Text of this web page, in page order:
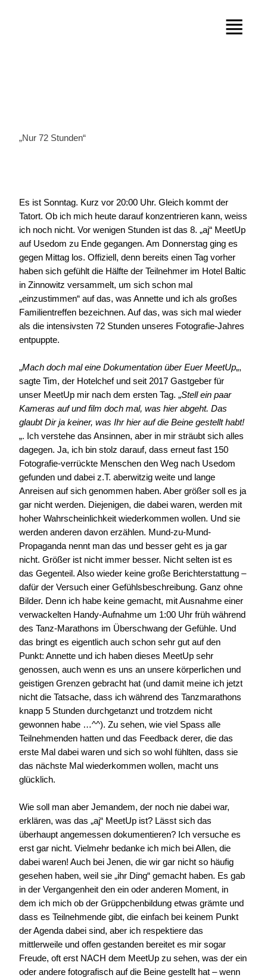
„Nur 72 Stunden“
Es ist Sonntag. Kurz vor 20:00 Uhr. Gleich kommt der
Tatort. Ob ich mich heute darauf konzentrieren kann, weiss
ich noch nicht. Vor wenigen Stunden ist das 8. „aj“ MeetUp
auf Usedom zu Ende gegangen. Am Donnerstag ging es
gegen Mittag los. Offiziell, denn bereits einen Tag vorher
haben sich gefühlt die Hälfte der Teilnehmer im Hotel Baltic
in Zinnowitz versammelt, um sich schon mal
„einzustimmen“ auf das, was Annette und ich als großes
Familientreffen bezeichnen. Auf das, was sich mal wieder
als die intensivsten 72 Stunden unseres Fotografie-Jahres
entpuppte.
„Mach doch mal eine Dokumentation über Euer MeetUp„,
sagte Tim, der Hotelchef und seit 2017 Gastgeber für
unser MeetUp mir nach dem ersten Tag. „Stell ein paar
Kameras auf und film doch mal, was hier abgeht. Das
glaubt Dir ja keiner, was Ihr hier auf die Beine gestellt habt!
„. Ich verstehe das Ansinnen, aber in mir sträubt sich alles
dagegen. Ja, ich bin stolz darauf, dass erneut fast 150
Fotografie-verrückte Menschen den Weg nach Usedom
gefunden und dabei z.T. aberwitzig weite und lange
Anreisen auf sich genommen haben. Aber größer soll es ja
gar nicht werden. Diejenigen, die dabei waren, werden mit
hoher Wahrscheinlichkeit wiederkommen wollen. Und sie
werden anderen davon erzählen. Mund-zu-Mund-
Propaganda nennt man das und besser geht es ja gar
nicht. Größer ist nicht immer besser. Nicht selten ist es
das Gegenteil. Also wieder keine große Berichterstattung –
dafür der Versuch einer Gefühlsbeschreibung. Ganz ohne
Bilder. Denn ich habe keine gemacht, mit Ausnahme einer
verwackelten Handy-Aufnahme um 1:00 Uhr früh während
des Tanz-Marathons im Überschwang der Gefühle. Und
das bringt es eigentlich auch schon sehr gut auf den
Punkt: Annette und ich haben dieses MeetUp sehr
genossen, auch wenn es uns an unsere körperlichen und
geistigen Grenzen gebracht hat (und damit meine ich jetzt
nicht die Tatsache, dass ich während des Tanzmarathons
knapp 5 Stunden durchgetanzt und trotzdem nicht
gewonnen habe …^^). Zu sehen, wie viel Spass alle
Teilnehmenden hatten und das Feedback derer, die das
erste Mal dabei waren und sich so wohl fühlten, dass sie
das nächste Mal wiederkommen wollen, macht uns
glücklich.
Wie soll man aber Jemandem, der noch nie dabei war,
erklären, was das „aj“ MeetUp ist? Lässt sich das
überhaupt angemessen dokumentieren? Ich versuche es
erst gar nicht. Vielmehr bedanke ich mich bei Allen, die
dabei waren! Auch bei Jenen, die wir gar nicht so häufig
gesehen haben, weil sie „ihr Ding“ gemacht haben. Es gab
in der Vergangenheit den ein oder anderen Moment, in
dem ich mich ob der Grüppchenbildung etwas grämte und
dass es Teilnehmende gibt, die einfach bei keinem Punkt
der Agenda dabei sind, aber ich respektiere das
mittlerweile und offen gestanden bereitet es mir sogar
Freude, oft erst NACH dem MeetUp zu sehen, was der ein
oder andere fotografisch auf die Beine gestellt hat – wenn